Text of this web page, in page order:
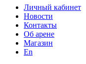
Личный кабинет
Новости
Контакты
Об арене
Магазин
En